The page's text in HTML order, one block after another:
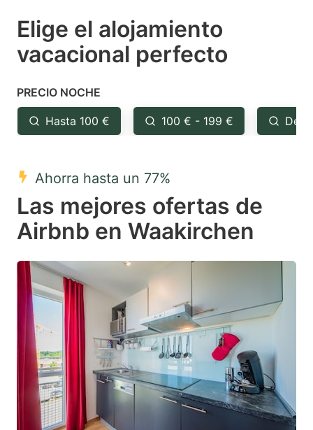
select
a
Press
the
question
key
to
get
keyboard
shortcuts
for
changing
dates.
select
a
the
question
to
get
the
keyboard
for
changing
dates.
Elige el alojamiento
vacacional perfecto
PRECIO NOCHE
Hasta 100 € 100 € - 199 €
Ahorra hasta un 77%
Las mejores ofertas de
Airbnb en Waakirchen